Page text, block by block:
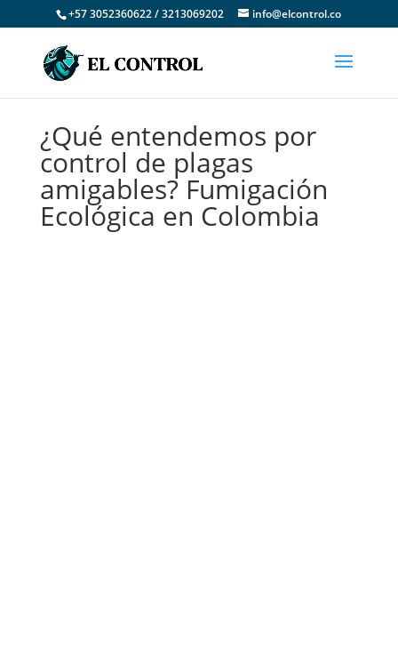
+57 3052360622 / 3213069202 info@elcontrol.co
¿Qué entendemos por
control de plagas
amigables? Fumigación
Ecológica en Colombia